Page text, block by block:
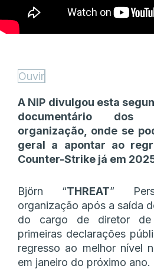
Ouvir
A NIP divulgou esta
documentário dos
organização, onde se
geral a apontar ao
Counter-Strike já em
Björn “⁠THREAT⁠”
organização após a saída
do cargo de diretor
primeiras declarações
regresso ao melhor nível
em janeiro do próximo ano.